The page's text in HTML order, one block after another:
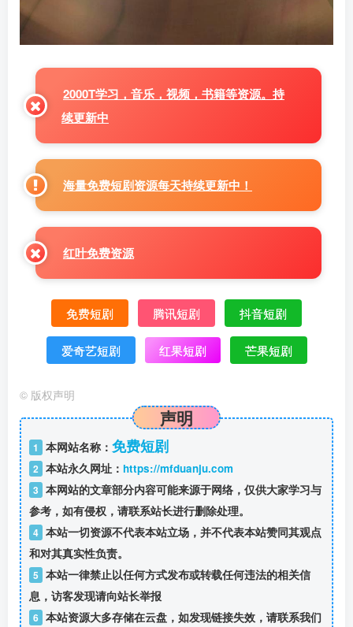
2000T学习，音乐，视频，书籍等资源。持
续更新中
海量免费短剧资源每天持续更新中！
红叶免费资源
免费短剧 腾讯短剧 抖音短剧
爱奇艺短剧 红果短剧 芒果短剧
© 版权声明
声明
1 本网站名称： 免费短剧
2 本站永久网址： https://mfduanju.com
3 本网站的文章部分内容可能来源于网络，仅供大家学习与
参考，如有侵权，请联系站长进行删除处理。
4 本站一切资源不代表本站立场，并不代表本站赞同其观点
和对其真实性负责。
5 本站一律禁止以任何方式发布或转载任何违法的相关信
息，访客发现请向站长举报
6 本站资源大多存储在云盘，如发现链接失效，请联系我们